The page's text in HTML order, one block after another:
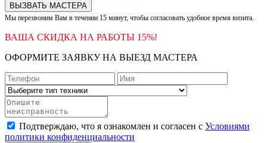
ВЫЗВАТЬ МАСТЕРА
Мы перезвоним Вам в течении 15 минут, чтобы согласовать удобное время визита.
ВАША СКИДКА НА РАБОТЫ 15%!
ОФОРМИТЕ ЗАЯВКУ НА ВЫЕЗД МАСТЕРА
Подтверждаю, что я ознакомлен и согласен с Условиями
политики конфиденциальности